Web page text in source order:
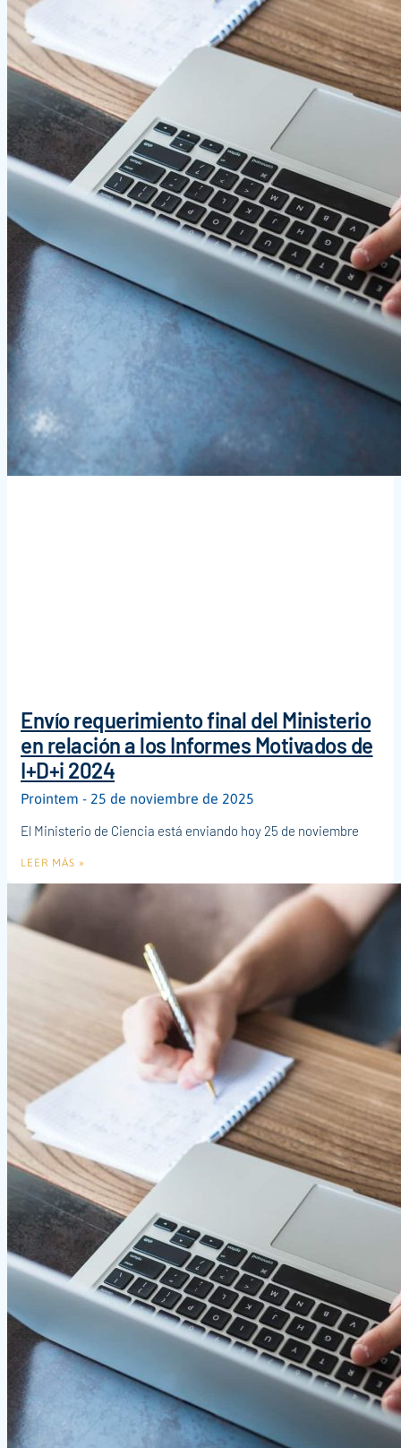
Envío requerimiento final del Ministerio
en relación a los Informes Motivados de
I+D+i 2024
Prointem
25 de noviembre de 2025
El Ministerio de Ciencia está enviando hoy 25 de noviembre
LEER MÁS »